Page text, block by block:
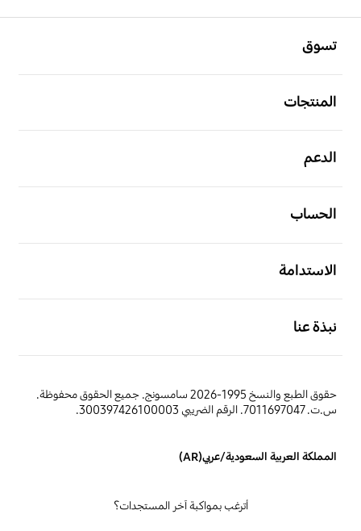
تسوق
المنتجات
الدعم
الحساب
الاستدامة
نبذة عنا
حقوق الطبع والنسخ 1995-2026 سامسونج. جميع الحقوق محفوظة.
س.ت. 7011697047. الرقم الضريبي 300397426100003.
المملكة العربية السعودية/عربي(AR)
أترغب بمواكبة آخر المستجدات؟